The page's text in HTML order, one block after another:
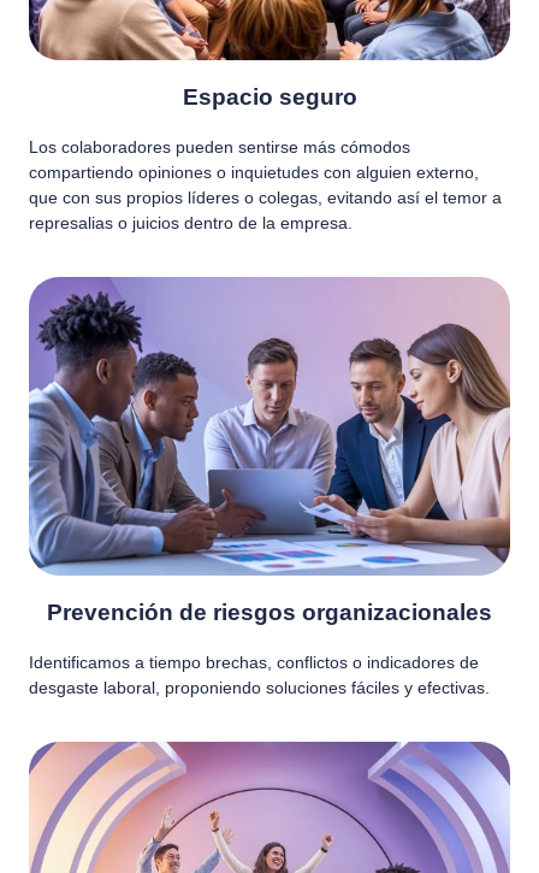
Espacio seguro
Los colaboradores pueden sentirse más cómodos
compartiendo opiniones o inquietudes con alguien externo,
que con sus propios líderes o colegas, evitando así el temor a
represalias o juicios dentro de la empresa.
Prevención de riesgos organizacionales
Identificamos a tiempo brechas, conflictos o indicadores de
desgaste laboral, proponiendo soluciones fáciles y efectivas.